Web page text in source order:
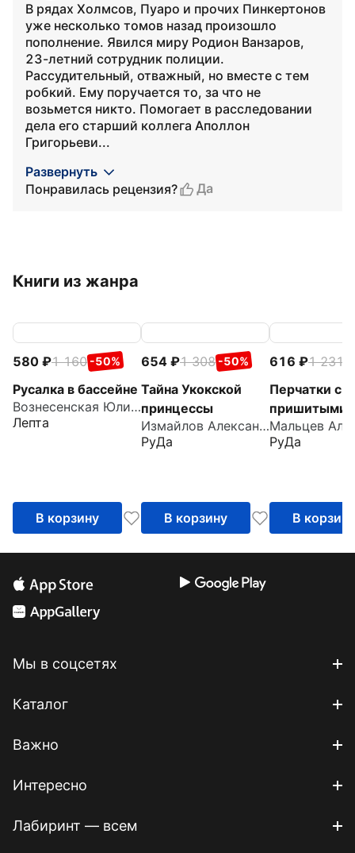
В рядах Холмсов, Пуаро и прочих Пинкертонов
уже несколько томов назад произошло
пополнение. Явился миру Родион Ванзаров,
23-летний сотрудник полиции.
Рассудительный, отважный, но вместе с тем
робкий. Ему поручается то, за что не
возьмется никто. Помогает в расследовании
дела его старший коллега Аполлон
Григорьеви...
Развернуть
Понравилась рецензия?
Да
Книги из жанра
580 1 160 -50%
Русалка в бассейне
Вознесенская Юлия Николаевна
Лепта
В корзину
654 1 308 -50%
Тайна Укокской
принцессы
Измайлов Александр
РуДа
В корзину
616 1 231
Перчатки с
пришитыми
пальцами
РуДа
В корзину
Мы в соцсетях
Каталог
Важно
Интересно
Лабиринт — всем